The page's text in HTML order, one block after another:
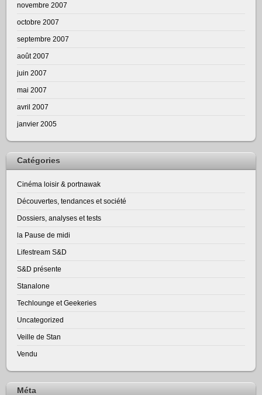
novembre 2007
octobre 2007
septembre 2007
août 2007
juin 2007
mai 2007
avril 2007
janvier 2005
Catégories
Cinéma loisir & portnawak
Découvertes, tendances et société
Dossiers, analyses et tests
la Pause de midi
Lifestream S&D
S&D présente
Stanalone
Techlounge et Geekeries
Uncategorized
Veille de Stan
Vendu
Méta